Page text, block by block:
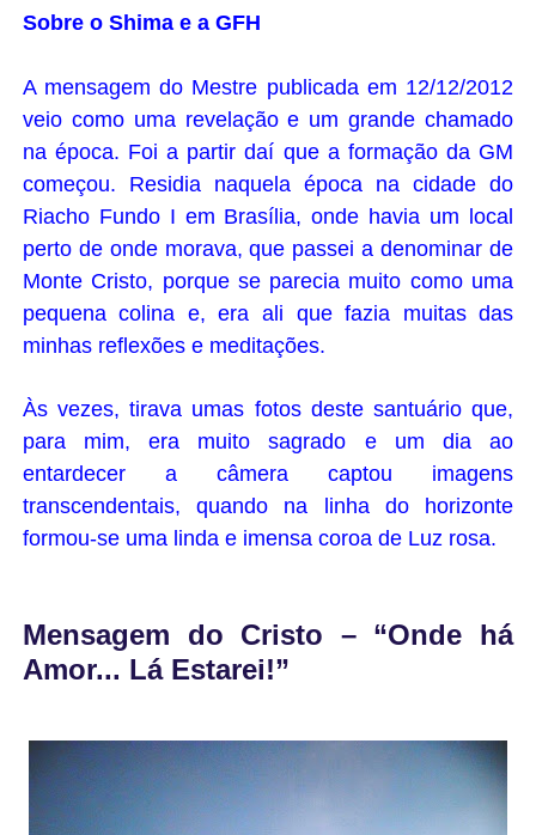
Sobre o Shima e a GFH
A mensagem do Mestre publicada em 12/12/2012
veio como uma revelação e um grande chamado
na época. Foi a partir daí que a formação da GM
começou. Residia naquela época na cidade do
Riacho Fundo I em Brasília, onde havia um local
perto de onde morava, que passei a denominar de
Monte Cristo, porque se parecia muito como uma
pequena colina e, era ali que fazia muitas das
minhas reflexões e meditações.
Às vezes, tirava umas fotos deste santuário que,
para mim, era muito sagrado e um dia ao
entardecer a câmera captou imagens
transcendentais, quando na linha do horizonte
formou-se uma linda e imensa coroa de Luz rosa.
Mensagem do Cristo – “Onde há
Amor... Lá Estarei!”